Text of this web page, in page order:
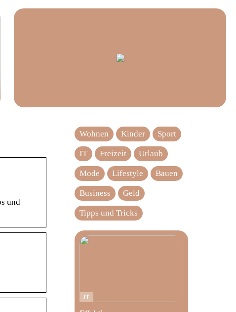
und
Wohnen Kinder Sport
IT Freizeit Urlaub
Mode Lifestyle Bauen
Business Geld
Tipps und Tricks
IT